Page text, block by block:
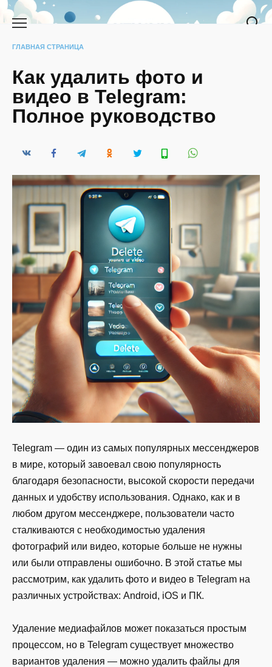
Перейти
ГЛАВНАЯ СТРАНИЦА
Как удалить фото и
видео в Telegram:
Полное руководство
Telegram — один из самых популярных мессенджеров
в мире, который завоевал свою популярность
благодаря безопасности, высокой скорости передачи
данных и удобству использования. Однако, как и в
любом другом мессенджере, пользователи часто
сталкиваются с необходимостью удаления
фотографий или видео, которые больше не нужны
или были отправлены ошибочно. В этой статье мы
рассмотрим, как удалить фото и видео в Telegram на
различных устройствах: Android, iOS и ПК.
Удаление медиафайлов может показаться простым
процессом, но в Telegram существует множество
вариантов удаления — можно удалить файлы для